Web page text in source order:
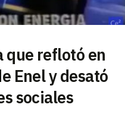
que reflotó en
Enel y desató
sociales